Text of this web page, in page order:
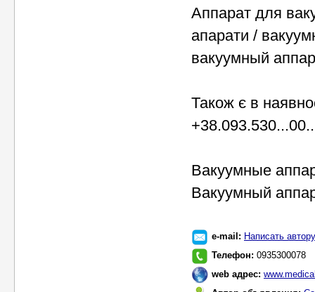
Аппарат для
апарати /
вакуумный
Також є в
Вакуумные
Вакуумный
e-mail: Написать автору
Телефон: 0935300078
web адрес: